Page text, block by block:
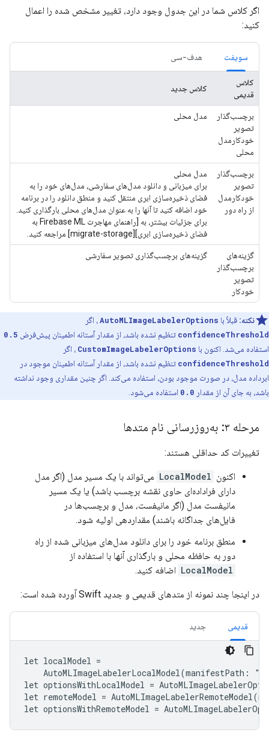
اگر کلاس شما در این جدول وجود دارد، تغییر مشخص شده را اعمال
کنید:
سویفت هدف-سی
کلاس
قدیمی
کلاس جدید
برچسب‌گذار
تصویر
خودکارمدل
محلی
مدل محلی
برچسب‌گذار
تصویر
خودکارمدل
از راه دور
مدل محلی
برای میزبانی و دانلود مدل‌های سفارشی، مدل‌های خود را به
فضای ذخیره‌سازی ابری منتقل کنید و منطق دانلود را در برنامه
خود اضافه کنید تا آنها را به عنوان مدل‌های محلی بارگذاری کنید.
برای جزئیات بیشتر، به [راهنمای مهاجرت Firebase ML به
فضای ذخیره‌سازی ابری][migrate-storage] مراجعه کنید.
گزینه‌های
برچسب‌گذار
تصویر
خودکار
گزینه‌های برچسب‌گذاری تصویر سفارشی
نکته: قبلاً با AutoMLImageLabelerOptions، اگر
confidenceThreshold تنظیم نشده باشد، از مقدار آستانه اطمینان پیش‌فرض 0.5
استفاده می‌شد. اکنون با CustomImageLabelerOptions ، اگر
confidenceThreshold تنظیم نشده باشد، از مقدار آستانه اطمینان موجود در
ابرداده مدل، در صورت موجود بودن، استفاده می‌کند. اگر چنین مقداری وجود نداشته
باشد، به جای آن از مقدار 0.0 استفاده می‌شود.
مرحله ۳: به‌روزرسانی نام متدها
تغییرات کد حداقلی هستند:
اکنون LocalModel می‌تواند با یک مسیر مدل (اگر مدل
دارای فراداده‌ای حاوی نقشه برچسب باشد) یا یک مسیر
مانیفست مدل (اگر مانیفست، مدل و برچسب‌ها در
فایل‌های جداگانه باشند) مقداردهی اولیه شود.
منطق برنامه خود را برای دانلود مدل‌های میزبانی شده از راه
دور به حافظه محلی و بارگذاری آنها با استفاده از
LocalModel اضافه کنید.
در اینجا چند نمونه از متدهای قدیمی و جدید Swift آورده شده است:
قدیمی جدید
let localModel =
AutoMLImageLabelerLocalModel(manifestPath:
let optionsWithLocalModel =
let remoteModel =
let optionsWithRemoteModel =